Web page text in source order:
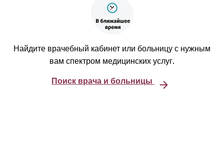
Найдите врачебный кабинет или больницу с нужным
вам спектром медицинских услуг.
Поиск врача и больницы